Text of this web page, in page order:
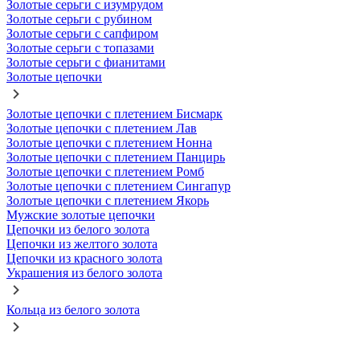
Золотые серьги с изумрудом
Золотые серьги с рубином
Золотые серьги с сапфиром
Золотые серьги с топазами
Золотые серьги с фианитами
Золотые цепочки
Золотые цепочки с плетением Бисмарк
Золотые цепочки с плетением Лав
Золотые цепочки с плетением Нонна
Золотые цепочки с плетением Панцирь
Золотые цепочки с плетением Ромб
Золотые цепочки с плетением Сингапур
Золотые цепочки с плетением Якорь
Мужские золотые цепочки
Цепочки из белого золота
Цепочки из желтого золота
Цепочки из красного золота
Украшения из белого золота
Кольца из белого золота